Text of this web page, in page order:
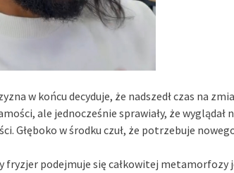
w końcu decyduje, że nadszedł czas na
ale jednocześnie sprawiały, że
Głęboko w środku czuł, że potrzebuje
podejmuje się całkowitej metamorfozy